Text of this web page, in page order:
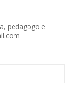
pedagogo e